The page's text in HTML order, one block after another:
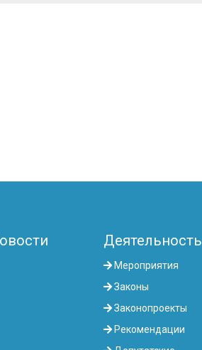
Деятельность
Мероприятия
Законы
Законопроекты
Рекомендации